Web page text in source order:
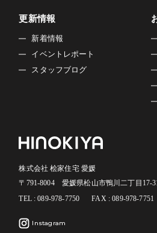
更新情報
新着情報
イベントレポート
スタッフブログ
株式会社 桧家住宅 愛媛
〒791-8004 愛媛県松山市鴨川二丁目17-
TEL : 089-978-7750
FAX : 089-978-7751
Instagram